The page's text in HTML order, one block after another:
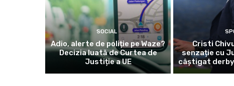
SOCIAL
Adio, alerte de poliție pe Waze?
Decizia luată de Curtea de
Justiție a UE
Cristi
senzație cu
câștigat